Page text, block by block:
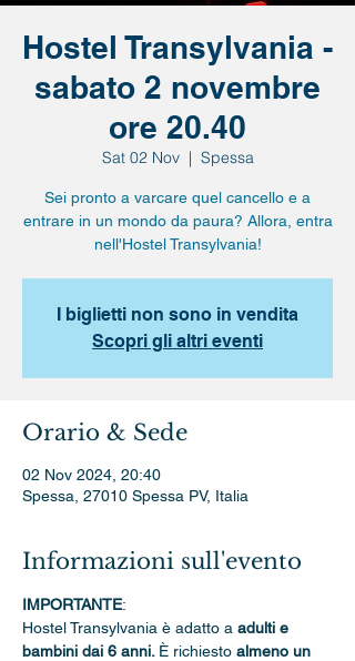
Hostel Transylvania -
sabato 2 novembre
ore 20.40
Sat 02 Nov
  |
Spessa
Sei pronto a varcare quel cancello e a
entrare in un mondo da paura? Allora, entra
nell'Hostel Transylvania!
I biglietti non sono in vendita
Scopri gli altri eventi
Orario & Sede
02 Nov 2024, 20:40
Spessa, 27010 Spessa PV, Italia
Informazioni sull'evento
IMPORTANTE:
Hostel Transylvania è adatto a adulti e
bambini dai 6 anni. È richiesto almeno un